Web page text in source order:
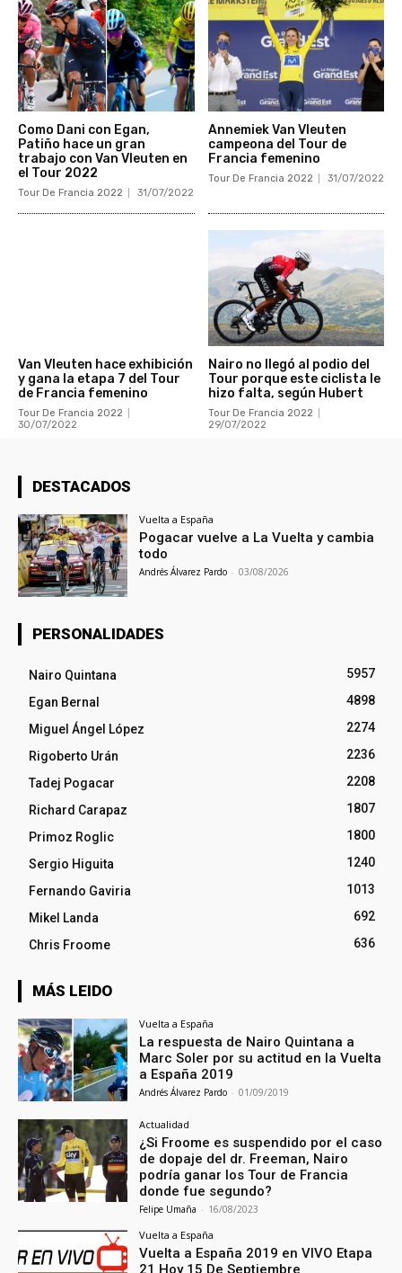
Como Dani con Egan,
Patiño hace un gran
trabajo con Van Vleuten en
el Tour 2022
Tour De Francia 2022 31/07/2022
Annemiek Van Vleuten
campeona del Tour de
Francia femenino
Tour De Francia 2022 31/07/2022
Van Vleuten hace exhibición
y gana la etapa 7 del Tour
de Francia femenino
Tour De Francia 2022
30/07/2022
Nairo no llegó al podio del
Tour porque este ciclista le
hizo falta, según Hubert
Tour De Francia 2022
29/07/2022
DESTACADOS
Vuelta a España
Pogacar vuelve a La Vuelta y cambia
todo
Andrés Álvarez Pardo - 03/08/2026
PERSONALIDADES
Nairo Quintana
5957
Egan Bernal
4898
Miguel Ángel López
2274
Rigoberto Urán
2236
Tadej Pogacar
2208
Richard Carapaz
1807
Primoz Roglic
1800
Sergio Higuita
1240
Fernando Gaviria
1013
Mikel Landa
692
Chris Froome
636
MÁS LEIDO
Vuelta a España
La respuesta de Nairo Quintana a
Marc Soler por su actitud en la Vuelta
a España 2019
Andrés Álvarez Pardo - 01/09/2019
Actualidad
¿Si Froome es suspendido por el caso
de dopaje del dr. Freeman, Nairo
podría ganar los Tour de Francia
donde fue segundo?
Felipe Umaña - 16/08/2023
Vuelta a España
Vuelta a España 2019 en VIVO Etapa
21 Hoy 15 De Septiembre